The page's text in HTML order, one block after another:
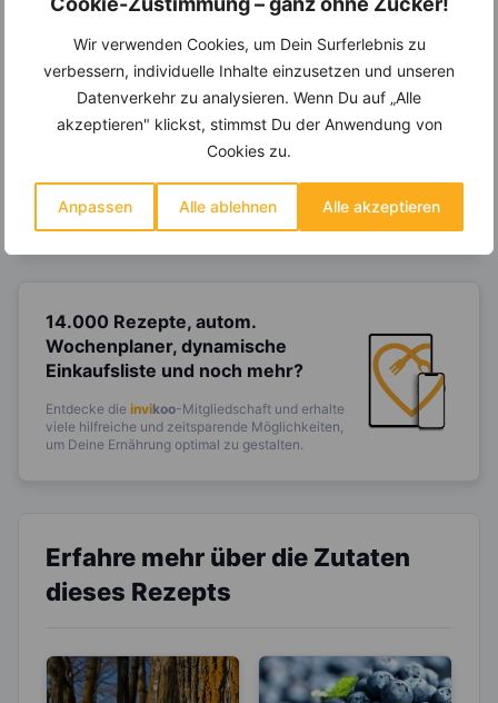
Wir verwenden Cookies, um Dein Surferlebnis zu
verbessern, individuelle Inhalte einzusetzen und unseren
Datenverkehr zu analysieren. Wenn Du auf „Alle
akzeptieren" klickst, stimmst Du der Anwendung von
Cookies zu.
Anpassen Alle ablehnen Alle akzeptieren
Ein Ernährungsplan auf Dich
abgestimmtnur mit Deinen
eigenen Rezepten?
Ernährungsplan nur mit Deinen
Lieblingsrezepten auf Basis des gesamten
Know-Hows von
koo.
14.000 Rezepte, autom.
Wochenplaner, dynamische
Einkaufsliste und noch mehr?
Entdecke die invikoo-Mitgliedschaft und erhalte
viele hilfreiche und zeitsparende Möglichkeiten,
um Deine Ernährung optimal zu gestalten.
Erfahre mehr über die Zutaten
dieses Rezepts